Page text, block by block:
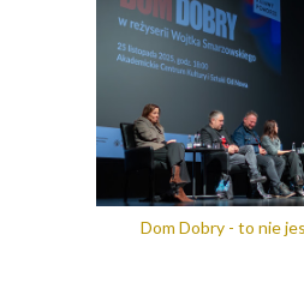
Dom Dobry - to nie